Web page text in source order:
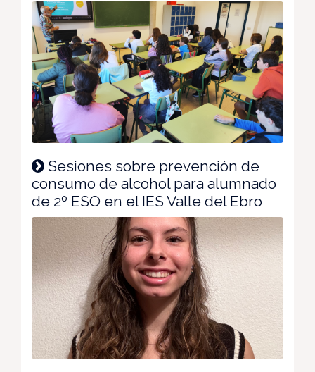
Sesiones sobre prevención de
consumo de alcohol para alumnado
de 2º ESO en el IES Valle del Ebro